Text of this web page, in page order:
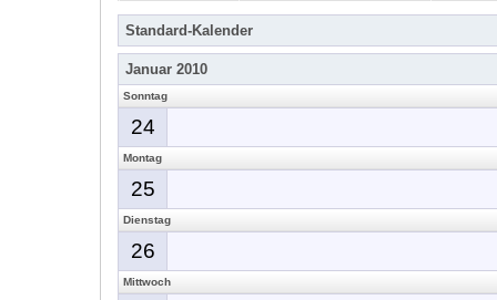
Standard-Kalender
Januar 2010
Sonntag
24
Montag
25
Dienstag
26
Mittwoch